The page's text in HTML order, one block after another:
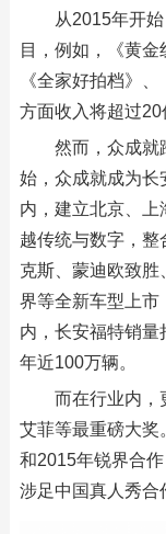
从2015年开
目，例如，《黄金
《全家好拍档》
方面收入将超过20
然而，众成就
始，众成就成为长
内，建立北京、上
越传统与数字，整
克斯、蒙迪欧致
界等全新车型上市
内，长安福特销
年近100万辆。
而在行业内，
艾菲等最重磅大奖
和2015年锐界合
涉足中国真人秀合